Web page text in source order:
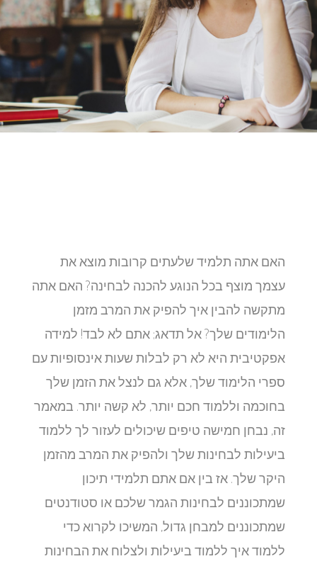
האם אתה תלמיד שלעתים קרובות מוצא את
עצמך מוצף בכל הנוגע להכנה לבחינה? האם אתה
מתקשה להבין איך להפיק את המרב מזמן
הלימודים שלך? אל תדאג; אתם לא לבד! למידה
אפקטיבית היא לא רק לבלות שעות אינסופיות עם
ספרי הלימוד שלך, אלא גם לנצל את הזמן שלך
בחוכמה וללמוד חכם יותר, לא קשה יותר. במאמר
זה, נבחן חמישה טיפים שיכולים לעזור לך ללמוד
ביעילות לבחינות שלך ולהפיק את המרב מהזמן
היקר שלך. אז בין אם אתם תלמידי תיכון
שמתכוננים לבחינות הגמר שלכם או סטודנטים
שמתכוננים למבחן גדול, המשיכו לקרוא כדי
ללמוד איך ללמוד ביעילות ולצלוח את הבחינות